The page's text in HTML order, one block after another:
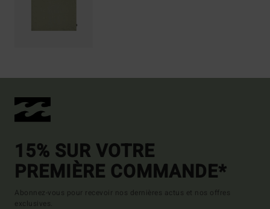
15% SUR VOTRE
PREMIÈRE COMMANDE*
Abonnez-vous pour recevoir nos dernières actus et nos offres
exclusives.